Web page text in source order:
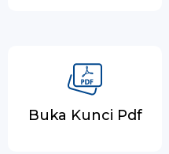
Buka Kunci Pdf